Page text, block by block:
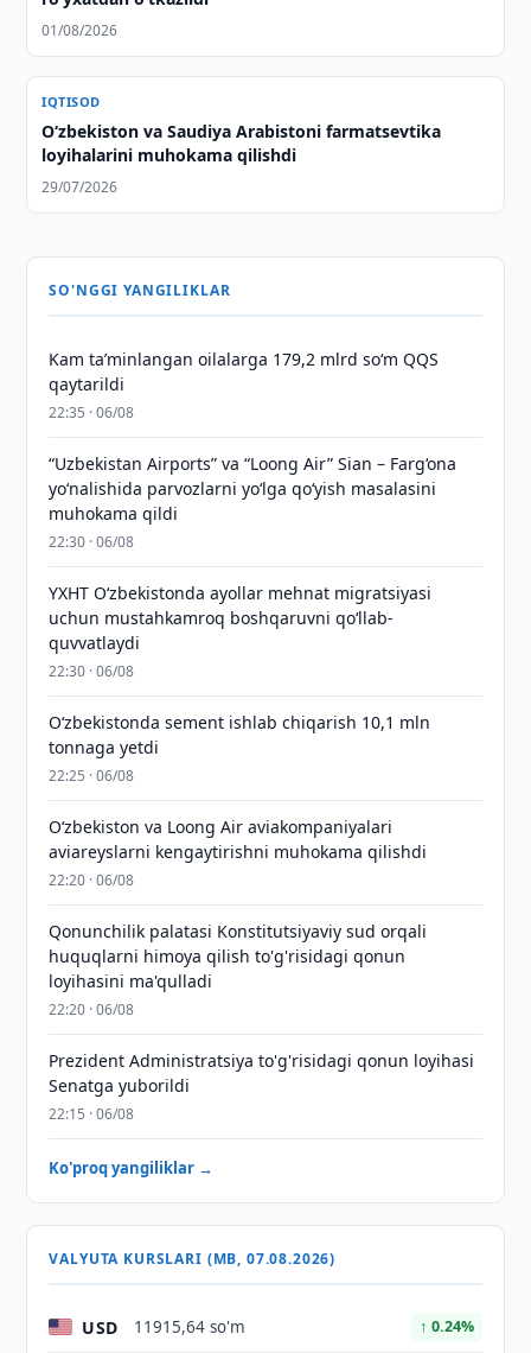
01/08/2026
IQTISOD
Oʻzbekiston va Saudiya Arabistoni farmatsevtika
loyihalarini muhokama qilishdi
29/07/2026
SO'NGGI YANGILIKLAR
Kam taʼminlangan oilalarga 179,2 mlrd so‘m QQS
qaytarildi
22:35 · 06/08
“Uzbekistan Airports” va “Loong Air” Sian – Farg‘ona
yo‘nalishida parvozlarni yo‘lga qo‘yish masalasini
muhokama qildi
22:30 · 06/08
YXHT O‘zbekistonda ayollar mehnat migratsiyasi
uchun mustahkamroq boshqaruvni qo‘llab-
quvvatlaydi
22:30 · 06/08
O‘zbekistonda sement ishlab chiqarish 10,1 mln
tonnaga yetdi
22:25 · 06/08
Oʻzbekiston va Loong Air aviakompaniyalari
aviareyslarni kengaytirishni muhokama qilishdi
22:20 · 06/08
Qonunchilik palatasi Konstitutsiyaviy sud orqali
huquqlarni himoya qilish to'g'risidagi qonun
loyihasini ma'qulladi
22:20 · 06/08
Prezident Administratsiya to'g'risidagi qonun loyihasi
Senatga yuborildi
22:15 · 06/08
Ko'proq yangiliklar →
VALYUTA KURSLARI (MB, 07.08.2026)
USD 11915,64 so'm ↑ 0.24%